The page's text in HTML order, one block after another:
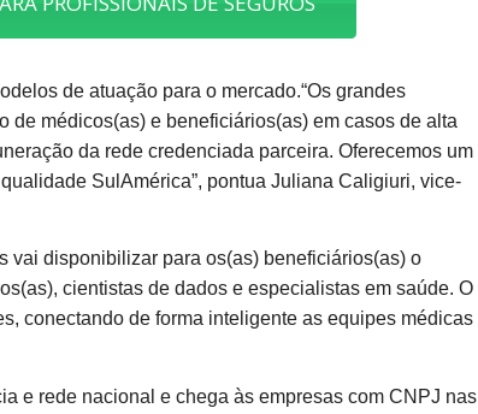
de atuação para o mercado.“Os grandes
médicos(as) e beneficiários(as) em casos de alta
da rede credenciada parceira. Oferecemos um
SulAmérica”, pontua Juliana Caligiuri, vice-
vai disponibilizar para os(as) beneficiários(as) o
cientistas de dados e especialistas em saúde. O
conectando de forma inteligente as equipes médicas
e rede nacional e chega às empresas com CNPJ nas